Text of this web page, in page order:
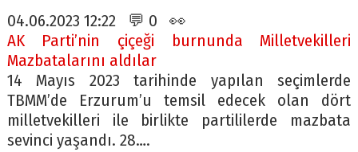
04.06.2023 12:22 💬 0 👀
AK Parti’nin çiçeği burnunda Milletvekilleri
Mazbatalarını aldılar
14 Mayıs 2023 tarihinde yapılan seçimlerde
TBMM’de Erzurum’u temsil edecek olan dört
milletvekilleri ile birlikte partililerde mazbata
sevinci yaşandı. 28….